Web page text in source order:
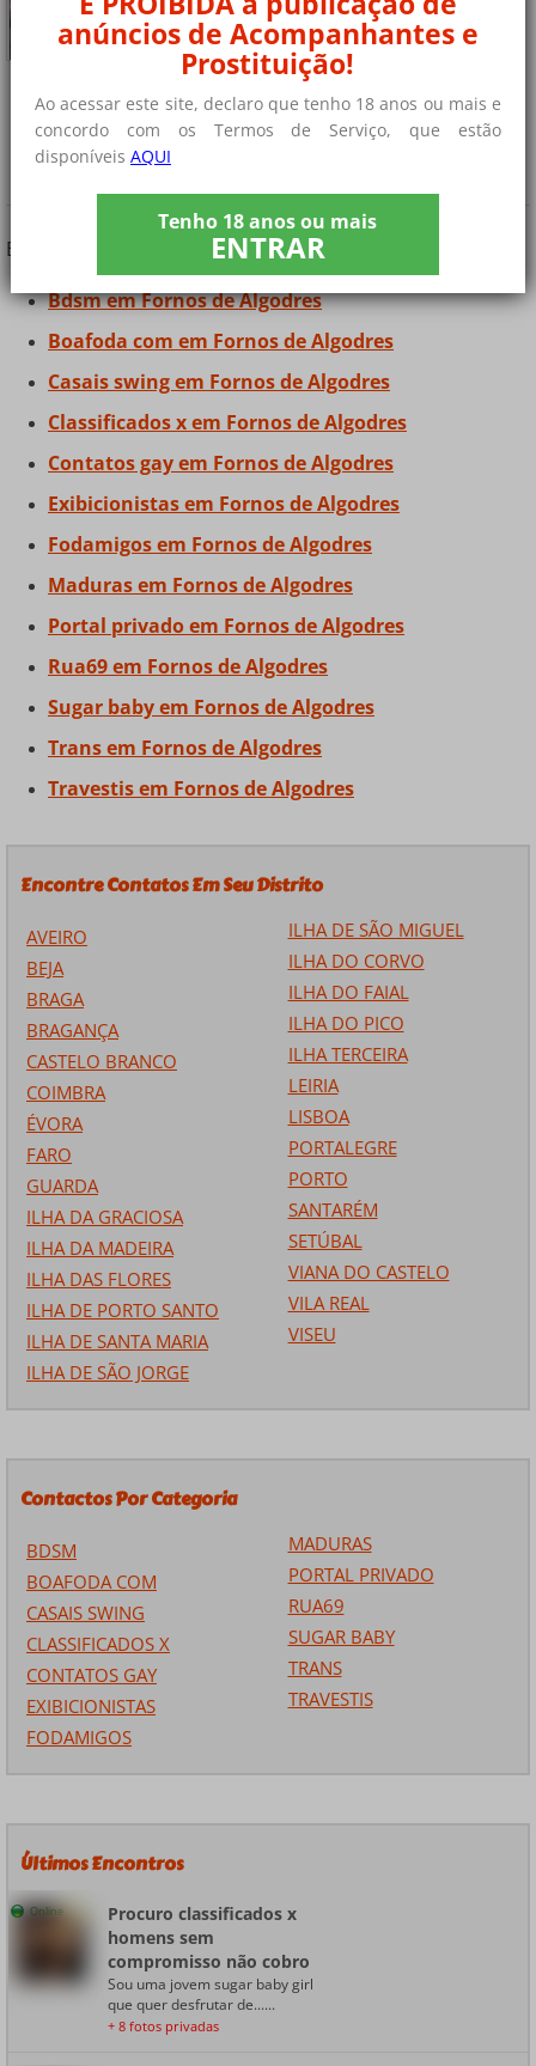
bissexual......
+ 6 fotos privadas
¿Você está procurando outros tipos de
contatos?
Encontre contatos e amigos em Fornos de Algodres
Bdsm em Fornos de Algodres
Boafoda com em Fornos de Algodres
Casais swing em Fornos de Algodres
Classificados x em Fornos de Algodres
Contatos gay em Fornos de Algodres
Exibicionistas em Fornos de Algodres
Fodamigos em Fornos de Algodres
Maduras em Fornos de Algodres
Portal privado em Fornos de Algodres
Rua69 em Fornos de Algodres
Sugar baby em Fornos de Algodres
Trans em Fornos de Algodres
Travestis em Fornos de Algodres
Encontre Contatos Em Seu Distrito
AVEIRO
BEJA
BRAGA
BRAGANÇA
CASTELO BRANCO
COIMBRA
ÉVORA
FARO
GUARDA
ILHA DA GRACIOSA
ILHA DA MADEIRA
ILHA DAS FLORES
ILHA DE PORTO SANTO
ILHA DE SANTA MARIA
ILHA DE SÃO JORGE
ILHA DE SÃO MIGUEL
ILHA DO CORVO
ILHA DO FAIAL
ILHA DO PICO
ILHA TERCEIRA
LEIRIA
LISBOA
PORTALEGRE
PORTO
SANTARÉM
SETÚBAL
VIANA DO CASTELO
VILA REAL
VISEU
Contactos Por Categoria
BDSM
BOAFODA COM
CASAIS SWING
CLASSIFICADOS X
CONTATOS GAY
EXIBICIONISTAS
FODAMIGOS
MADURAS
PORTAL PRIVADO
RUA69
SUGAR BABY
TRANS
TRAVESTIS
Últimos Encontros
Online
Procuro classificados x
homens sem
compromisso não cobro
Sou uma jovem sugar baby girl
que quer desfrutar de......
+ 8 fotos privadas
anúncios de Acompanhantes e
Prostituição!
Ao acessar este site, declaro que tenho 18 anos ou mais e
concordo com os Termos de Serviço, que estão
disponíveis AQUI
Tenho 18 anos ou mais
ENTRAR